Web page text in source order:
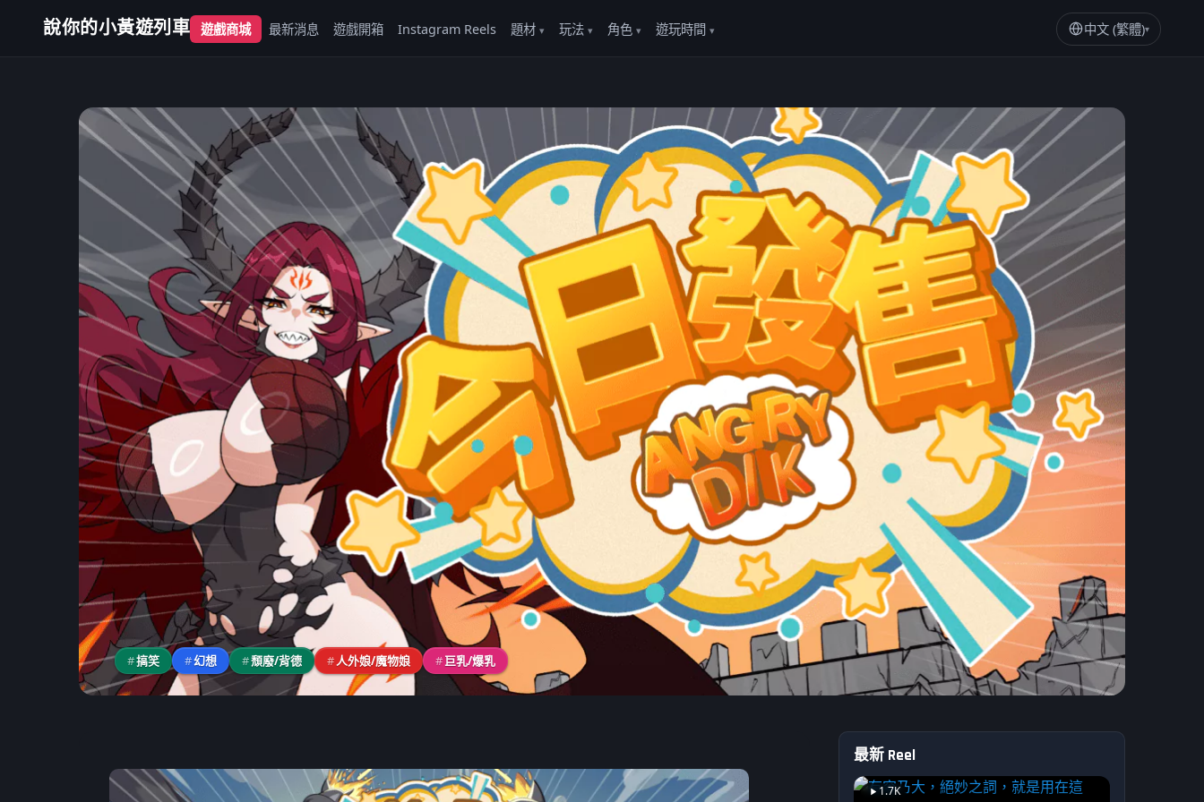
說你的小黃遊列車 遊戲商城 最新消息 遊戲開箱 Instagram Reels 題材 玩法 角色 遊玩時間 中文 (繁體)▾
《憤怒屌 ANGRY DIK》遊戲開箱 – 【永恆艾莉絲工坊】
#搞笑 #幻想 #頹廢/背德 #人外娘/魔物娘 #巨乳/爆乳
最新 Reel
1.7K